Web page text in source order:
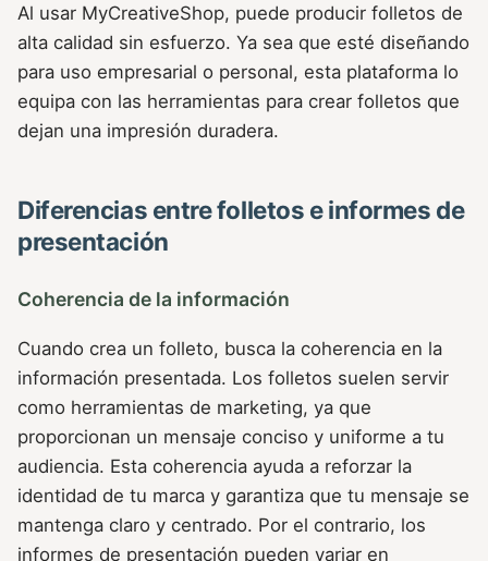
Al usar MyCreativeShop, puede producir folletos de
alta calidad sin esfuerzo. Ya sea que esté diseñando
para uso empresarial o personal, esta plataforma lo
equipa con las herramientas para crear folletos que
dejan una impresión duradera.
Diferencias entre folletos e informes de
presentación
Coherencia de la información
Cuando crea un folleto, busca la coherencia en la
información presentada. Los folletos suelen servir
como herramientas de marketing, ya que
proporcionan un mensaje conciso y uniforme a tu
audiencia. Esta coherencia ayuda a reforzar la
identidad de tu marca y garantiza que tu mensaje se
mantenga claro y centrado. Por el contrario, los
informes de presentación pueden variar en